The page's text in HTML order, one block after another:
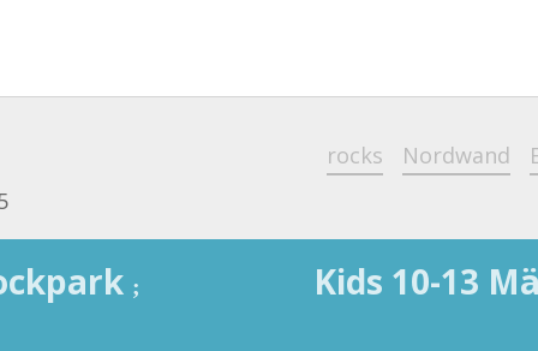
rocks Nordwand
; Kids 10-13